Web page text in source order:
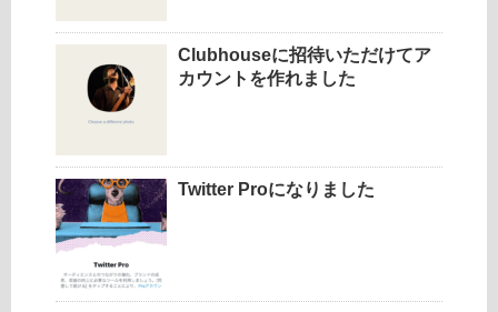
Clubhouseに招待いただけてア
カウントを作れました
Twitter Proになりました